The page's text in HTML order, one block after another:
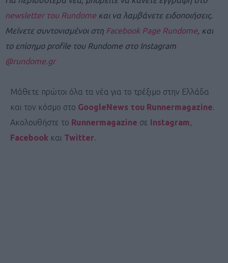
newsletter του Rundome και να λαμβάνετε ειδοποιήσεις.
Mείνετε συντονισμένοι στη Facebook Page Rundome, και
το επίσημo profile του Rundome στο Instagram
@rundome.gr
Μάθετε πρώτοι όλα τα νέα για το τρέξιμο στην Ελλάδα
και τον κόσμο στο GoogleNews του Runnermagazine.
Ακολουθήστε το Runnermagazine σε Instagram,
Facebook και Twitter.